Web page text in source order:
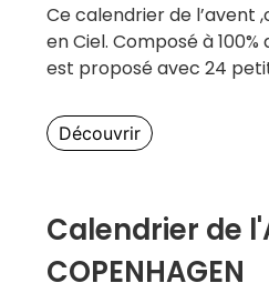
Ce calendrier de l’avent
en Ciel. Composé à
est proposé avec 24
Découvrir
Calendrier de
COPENHAGEN